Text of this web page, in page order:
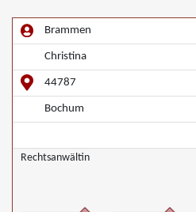
Brammen
Christina
44787
Bochum
Rechtsanwältin